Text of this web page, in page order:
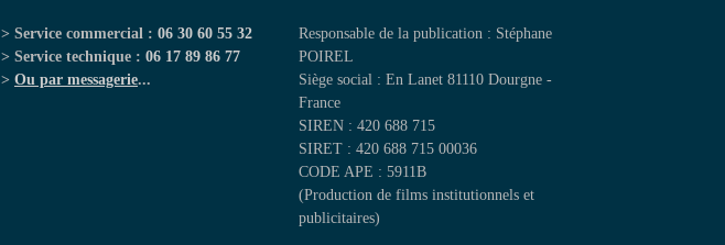
> Service commercial : 06 30 60 55 32
> Service technique : 06 17 89 86 77
> Ou par messagerie...
Responsable de la publication : Stéphane
POIREL
Siège social : En Lanet 81110 Dourgne -
France
SIREN : 420 688 715
SIRET : 420 688 715 00036
CODE APE : 5911B
(Production de films institutionnels et
publicitaires)